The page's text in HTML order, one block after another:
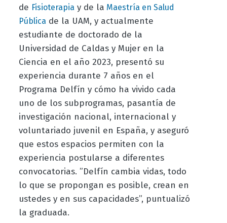
de Fisioterapiay de la Maestría en Salud
Públicade la UAM, y actualmente
estudiante de doctorado de la
Universidad de Caldas y Mujer en la
Ciencia en el año 2023, presentó su
experiencia durante 7 años en el
Programa Delfín y cómo ha vivido cada
uno de los subprogramas, pasantía de
investigación nacional, internacional y
voluntariado juvenil en España, y aseguró
que estos espacios permiten con la
experiencia postularse a diferentes
convocatorias. ”Delfín cambia vidas, todo
lo que se propongan es posible, crean en
ustedes y en sus capacidades”, puntualizó
la graduada.